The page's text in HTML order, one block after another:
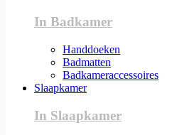
In Badkamer
Handdoeken
Badmatten
Badkameraccessoires
Slaapkamer
In Slaapkamer